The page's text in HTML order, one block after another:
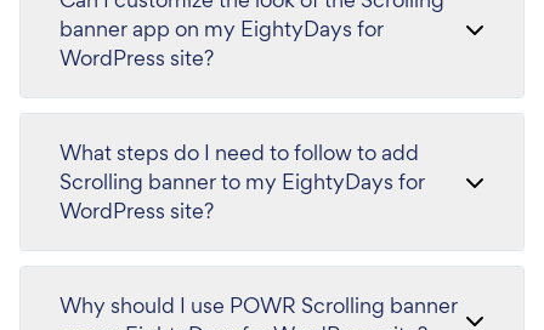
banner app on my EightyDays for
WordPress site?
What steps do I need to follow to add
Scrolling banner to my EightyDays for
WordPress site?
Why should I use POWR Scrolling banner